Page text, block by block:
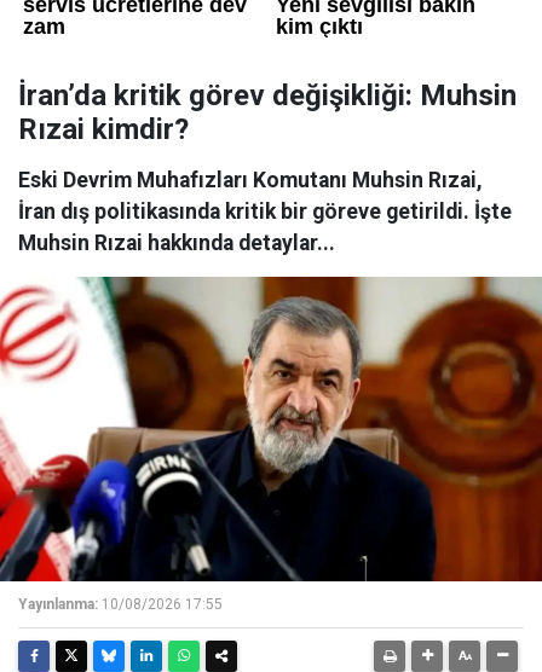
İran’da kritik görev değişikliği: Muhsin
Rızai kimdir?
Eski Devrim Muhafızları Komutanı Muhsin Rızai,
İran dış politikasında kritik bir göreve getirildi. İşte
Muhsin Rızai hakkında detaylar...
Yayınlanma: 10/08/2026 17:55